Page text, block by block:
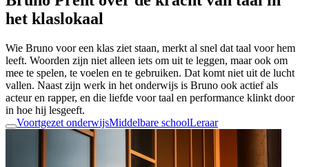
het klaslokaal
Wie Bruno voor een klas ziet staan, merkt al snel dat taal voor hem
leeft. Woorden zijn niet alleen iets om uit te leggen, maar ook om
mee te spelen, te voelen en te gebruiken. Dat komt niet uit de lucht
vallen. Naast zijn werk in het onderwijs is Bruno ook actief als
acteur en rapper, en die liefde voor taal en performance klinkt door
in hoe hij lesgeeft.
Voortgezet onderwijsMiddelbare schoolLeraar